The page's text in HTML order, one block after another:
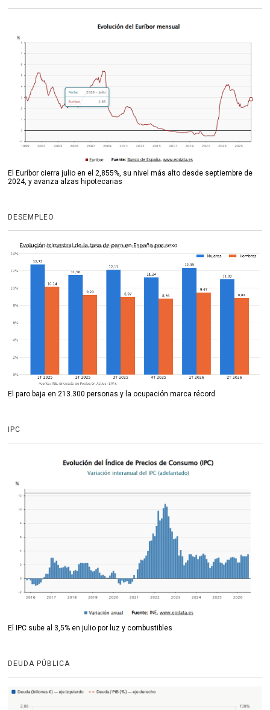
El Euríbor cierra julio en el 2,855%, su nivel más alto desde septiembre de
2024, y avanza alzas hipotecarias
DESEMPLEO
El paro baja en 213.300 personas y la ocupación marca récord
IPC
El IPC sube al 3,5% en julio por luz y combustibles
DEUDA PÚBLICA